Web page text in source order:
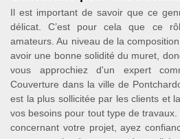
Il est important de savoir que ce
délicat. C’est pour cela que ce
amateurs. Au niveau de la
avoir une bonne solidité du muret,
vous approchiez d'un expert
Couverture dans la ville de
est la plus sollicitée par les clients et
vos besoins pour tout type de
concernant votre projet, ayez